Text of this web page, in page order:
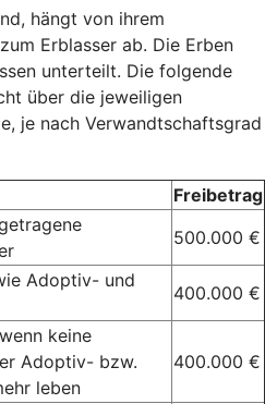
hängt von ihrem
Erblasser ab. Die Erben
unterteilt. Die folgende
über die jeweiligen
je nach Verwandtschaftsgrad
Freibetrag
500.000 €
Adoptiv- und
400.000 €
keine
Adoptiv- bzw.
leben
400.000 €